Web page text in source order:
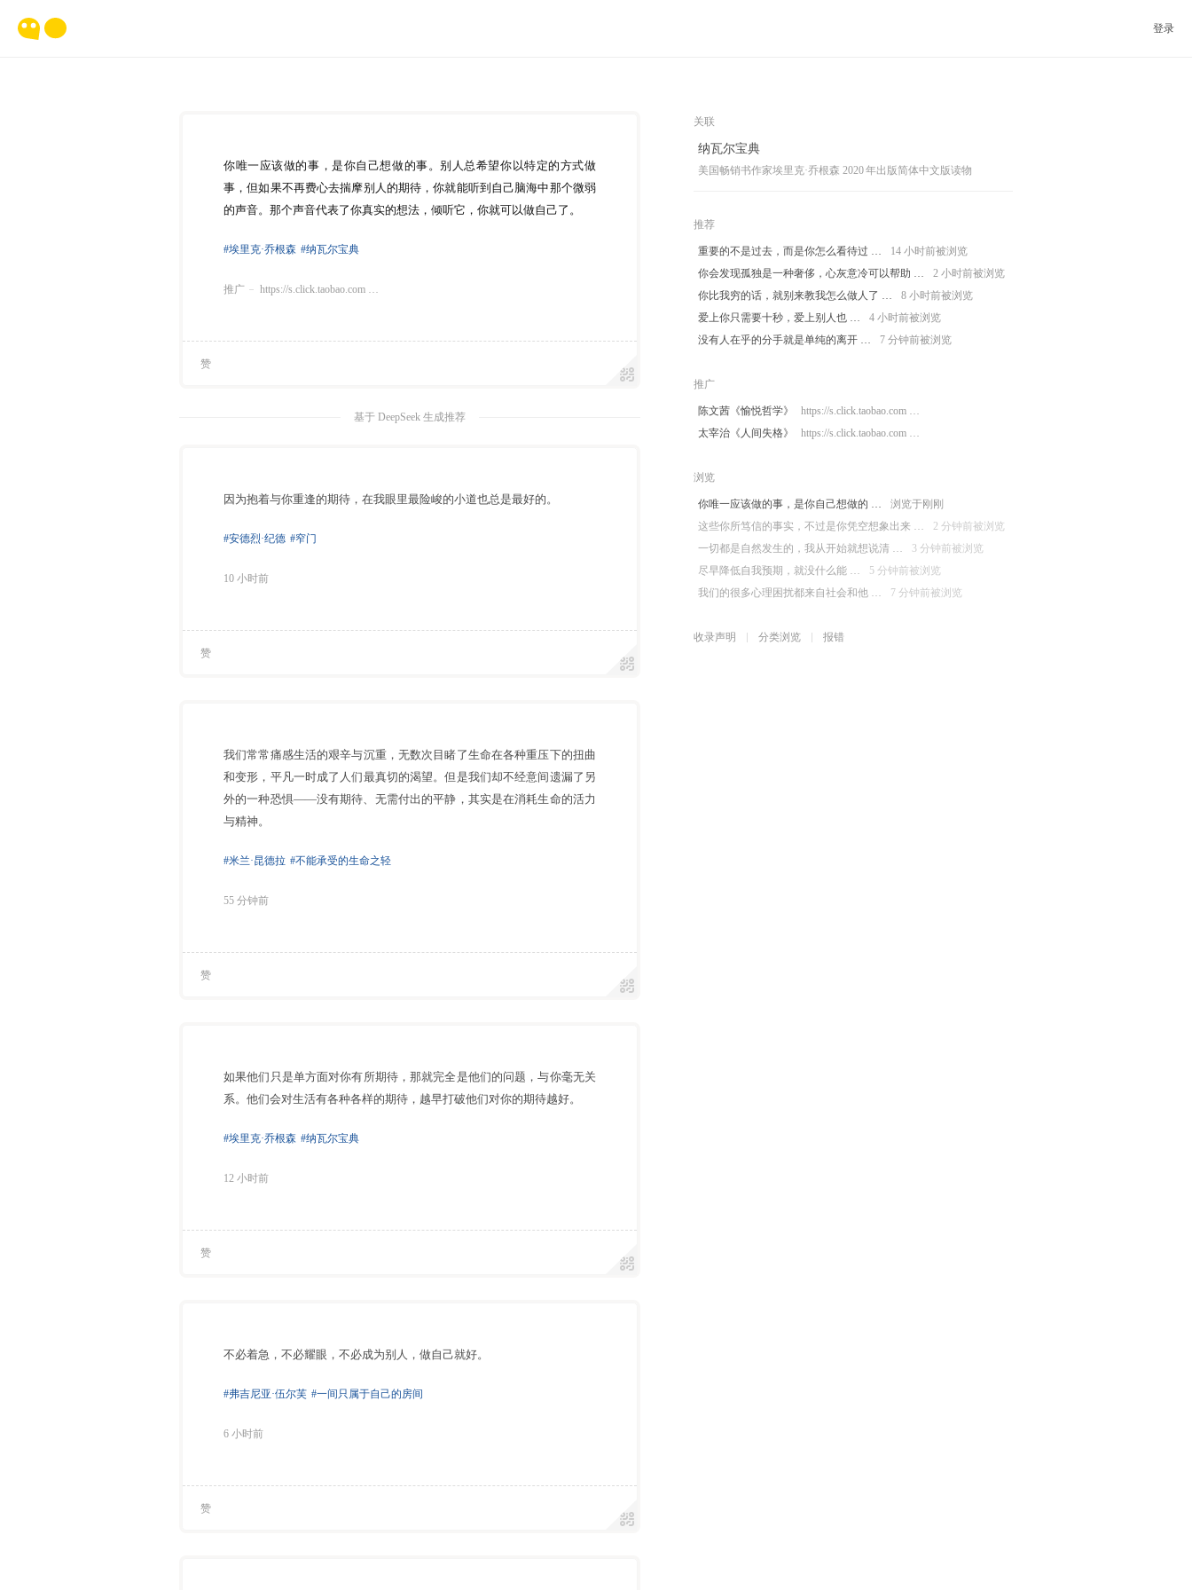
登录
你唯一应该做的事，是你自己想做的事。别人总希望你以特定的方式做
事，但如果不再费心去揣摩别人的期待，你就能听到自己脑海中那个微弱
的声音。那个声音代表了你真实的想法，倾听它，你就可以做自己了。
#埃里克·乔根森 #纳瓦尔宝典
推广 https://s.click.taobao.com …
赞
基于 DeepSeek 生成推荐
因为抱着与你重逢的期待，在我眼里最险峻的小道也总是最好的。
#安德烈·纪德 #窄门
10 小时前
赞
我们常常痛感生活的艰辛与沉重，无数次目睹了生命在各种重压下的扭曲
和变形，平凡一时成了人们最真切的渴望。但是我们却不经意间遗漏了另
外的一种恐惧——没有期待、无需付出的平静，其实是在消耗生命的活力
与精神。
#米兰·昆德拉 #不能承受的生命之轻
55 分钟前
赞
如果他们只是单方面对你有所期待，那就完全是他们的问题，与你毫无关
系。他们会对生活有各种各样的期待，越早打破他们对你的期待越好。
#埃里克·乔根森 #纳瓦尔宝典
12 小时前
赞
不必着急，不必耀眼，不必成为别人，做自己就好。
#弗吉尼亚·伍尔芙 #一间只属于自己的房间
6 小时前
赞
关联
纳瓦尔宝典
美国畅销书作家埃里克·乔根森 2020年出版简体中文版读物
推荐
重要的不是过去，而是你怎么看待过 …
14 小时前被浏览
你会发现孤独是一种奢侈，心灰意冷可以帮助 …
2 小时前被浏览
你比我穷的话，就别来教我怎么做人了 …
8 小时前被浏览
爱上你只需要十秒，爱上别人也 …
4 小时前被浏览
没有人在乎的分手就是单纯的离开 …
7 分钟前被浏览
推广
陈文茜《愉悦哲学》
https://s.click.taobao.com …
太宰治《人间失格》
https://s.click.taobao.com …
浏览
你唯一应该做的事，是你自己想做的 …
浏览于刚刚
这些你所笃信的事实，不过是你凭空想象出来 …
2 分钟前被浏览
一切都是自然发生的，我从开始就想说清 …
3 分钟前被浏览
尽早降低自我预期，就没什么能 …
5 分钟前被浏览
我们的很多心理困扰都来自社会和他 …
7 分钟前被浏览
收录声明 分类浏览 报错